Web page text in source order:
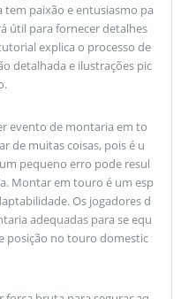
paixão e entusiasmo pa
útil para fornecer detalhes
explica o processo de
detalhada e ilustrações pic
evento de montaria em to
de muitas coisas, pois é u
pequeno erro pode resul
Montar em touro é um esp
Os jogadores d
adequadas para se equ
posição no touro domestic